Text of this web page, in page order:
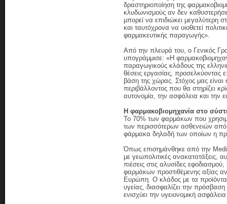
δραστηριοποίηση της
κλυδωνισμούς αν δεν
μπορεί να επιδιώκει μεγαλύτερη
και ταυτόχρονα να υιοθετεί
φαρμακευτικής παραγωγής».
Από την πλευρά του, ο Γενικός
υπογράμμισε: «Η
παραγωγικούς κλάδους της
θέσεις εργασίας, προσελκύοντας
βάση της χώρας. Στόχος μας είναι
περιβάλλοντος που θα στηρίζει
αυτονομία, την ασφάλεια και την
Η φαρμακοβιομηχανία στο
Το 70% των φαρμάκων που
των περισσότερων ασθενειών
φάρμακα δηλαδή των οποίων η
Όπως επισημάνθηκε από την
με γεωπολιτικές ανακατατάξεις,
πιέσεις στις αλυσίδες
φαρμάκων προστιθέμενης αξίας
Ευρώπη. Ο κλάδος με τα προϊόντα
υγείας, διασφαλίζει την
ενισχύει την υγειονομική